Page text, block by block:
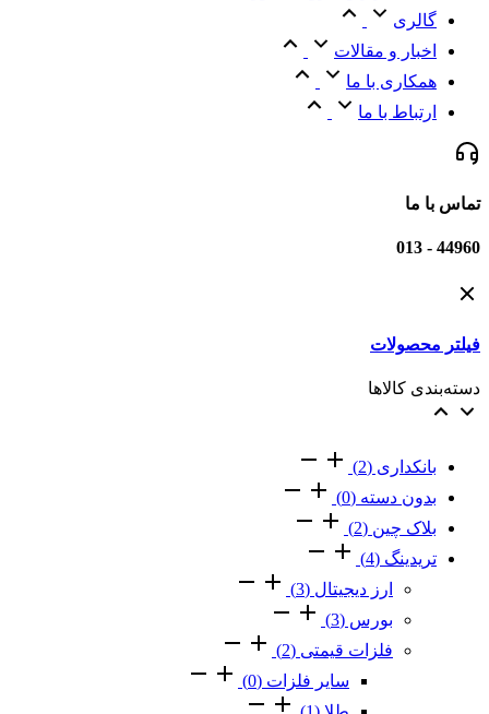
گالری
اخبار و مقالات
همکاری با ما
ارتباط با ما
تماس با ما
44960 - 013
فیلتر محصولات
دسته‌بندی کالاها
بانکداری (2)
بدون دسته‌ (0)
بلاک چین (2)
تریدینگ (4)
ارز دیجیتال (3)
بورس (3)
فلزات قیمتی (2)
سایر فلزات (0)